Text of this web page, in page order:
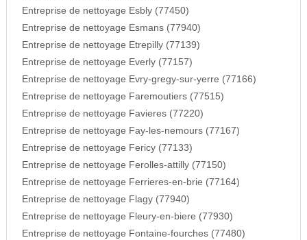
Entreprise de nettoyage Esbly (77450)
Entreprise de nettoyage Esmans (77940)
Entreprise de nettoyage Etrepilly (77139)
Entreprise de nettoyage Everly (77157)
Entreprise de nettoyage Evry-gregy-sur-yerre (77166)
Entreprise de nettoyage Faremoutiers (77515)
Entreprise de nettoyage Favieres (77220)
Entreprise de nettoyage Fay-les-nemours (77167)
Entreprise de nettoyage Fericy (77133)
Entreprise de nettoyage Ferolles-attilly (77150)
Entreprise de nettoyage Ferrieres-en-brie (77164)
Entreprise de nettoyage Flagy (77940)
Entreprise de nettoyage Fleury-en-biere (77930)
Entreprise de nettoyage Fontaine-fourches (77480)